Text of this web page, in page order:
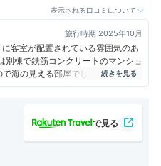
表示される口コミについて
旅行時期 2025年10月
客室が配置されている雰囲気のあ
別棟で鉄筋コンクリートのマンショ
海の見える部屋でした。部屋の取
を感じましたがコスパは良いと思い
ィビティーを楽しんでいました。
、雰囲気が良く、味も美味しかっ